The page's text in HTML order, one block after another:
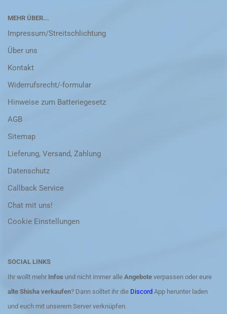
MEHR ÜBER...
Impressum/Streitschlichtung
Über uns
Kontakt
Widerrufsrecht/-formular
Hinweise zum Batteriegesetz
AGB
Sitemap
Lieferung, Versand, Zahlung
Datenschutz
Callback Service
Chat mit uns!
Cookie Einstellungen
SOCIAL LINKS
Ihr wollt mehr Infos und nicht immer alle Angebote verpassen oder eure
alte Shisha verkaufen? Dann solltet ihr die Discord App herunter laden
und euch mit unserem Server verknüpfen.